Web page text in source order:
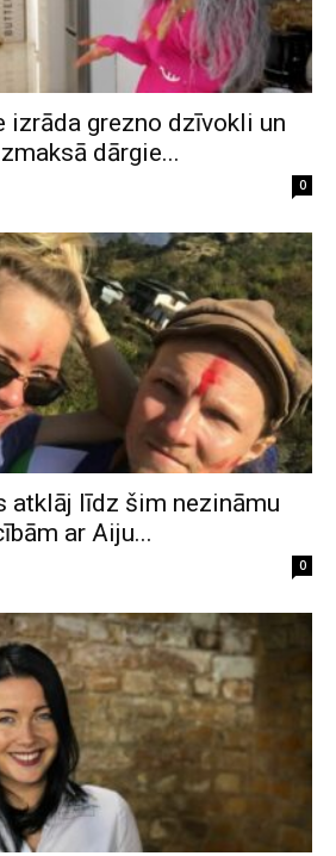
izrāda grezno dzīvokli un
dārgie...
0
atklāj līdz šim nezināmu
ar Aiju...
0